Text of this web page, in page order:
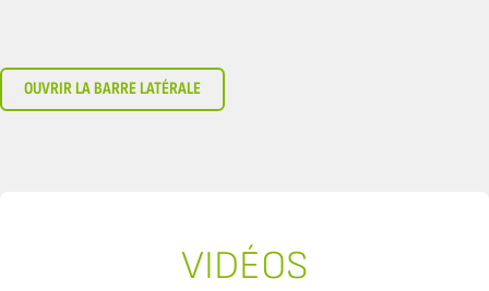
OUVRIR LA BARRE LATÉRALE
VIDÉOS